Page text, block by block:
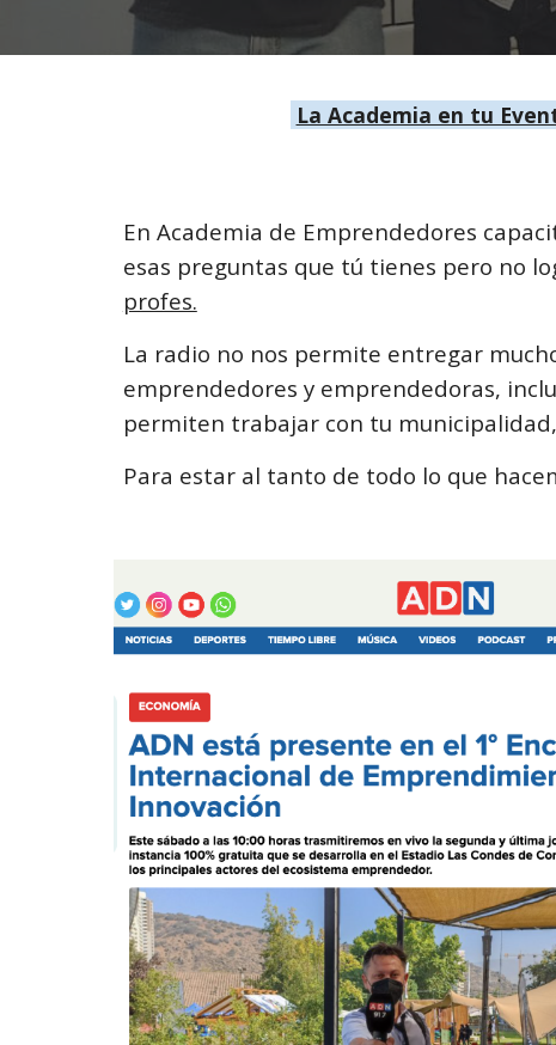
La Academia en tu
En Academia de Emprendedores
esas preguntas que tú tienes pero no
profes.
La radio no nos permite entregar
emprendedores y emprendedoras,
permiten trabajar con tu
Para estar al tanto de todo lo que